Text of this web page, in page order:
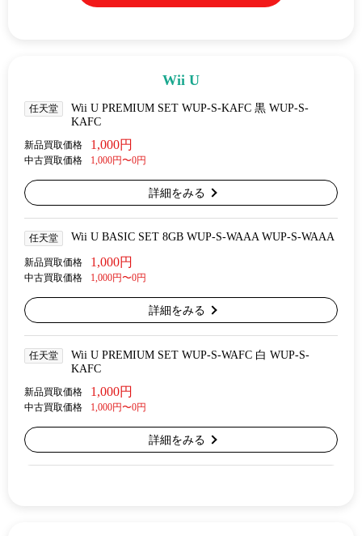
Wii U
任天堂
Wii U PREMIUM SET WUP-S-KAFC 黒 WUP-S-
KAFC
新品買取価格 1,000円
中古買取価格 1,000円〜0円
詳細をみる
任天堂 Wii U BASIC SET 8GB WUP-S-WAAA WUP-S-WAAA
新品買取価格 1,000円
中古買取価格 1,000円〜0円
詳細をみる
任天堂
Wii U PREMIUM SET WUP-S-WAFC 白 WUP-S-
KAFC
新品買取価格 1,000円
中古買取価格 1,000円〜0円
詳細をみる